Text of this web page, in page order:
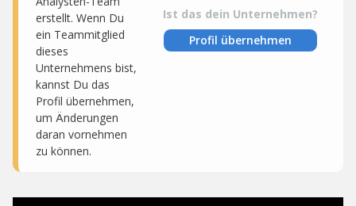
erstellt. Wenn Du
ein Teammitglied
dieses
Unternehmens bist,
kannst Du das
Profil übernehmen,
um Änderungen
daran vornehmen
zu können.
Ist das dein Unternehmen?
Profil übernehmen